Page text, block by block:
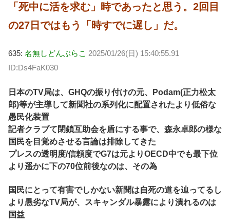
「死中に活を求む」時であったと思う。2回目
の27日ではもう「時すでに遅し」だ。
635: 名無しどんぶらこ 2025/01/26(日) 15:40:55.91
ID:Ds4FaK030
日本のTV局は、GHQの振り付けの元、Podam(正力松太
郎)等が主導して新聞社の系列化に配置されたより低俗な
愚民化装置
記者クラブて閉鎖互助会を盾にする事で、森永卓郎の様な
国民を目覚めさせる言論は排除してきた
プレスの透明度/信頼度でG7は元よりOECD中でも最下位
より遥かに下の70位前後なのは、その為
国民にとって有害でしかない新聞は自死の道を辿ってるし
より愚劣なTV局が、スキャンダル暴露により潰れるのは
国益